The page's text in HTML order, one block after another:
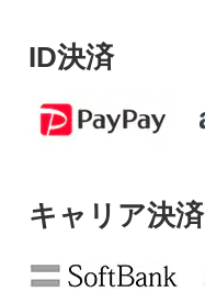
ID決済
キャリア決済